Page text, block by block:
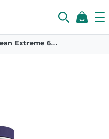
Well Night Lean Extreme 60 Gummy